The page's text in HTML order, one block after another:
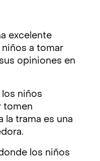
excelente
niños a tomar
opiniones en
niños
tomen
la trama es una
los niños